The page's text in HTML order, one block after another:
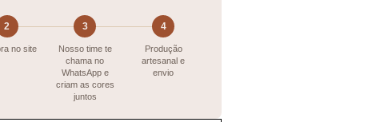
2
no site
3
Nosso time te
chama no
WhatsApp e
criam as cores
juntos
4
Produção
artesanal e
envio